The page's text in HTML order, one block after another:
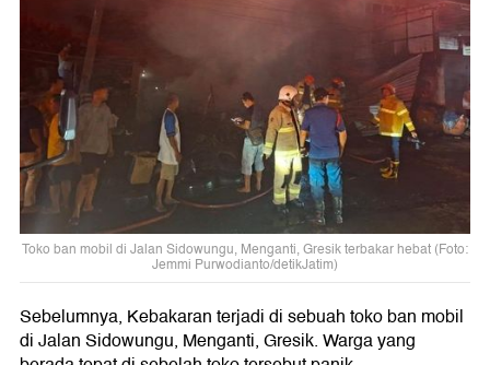
Toko ban mobil di Jalan Sidowungu, Menganti, Gresik terbakar hebat (Foto:
Jemmi Purwodianto/detikJatim)
Sebelumnya, Kebakaran terjadi di sebuah toko ban mobil
di Jalan Sidowungu, Menganti, Gresik. Warga yang